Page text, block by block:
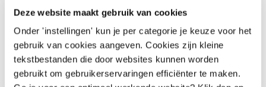
Deze website maakt gebruik van cookies
Onder 'instellingen' kun je per categorie je keuze voor het
gebruik van cookies aangeven. Cookies zijn kleine
tekstbestanden die door websites kunnen worden
gebruikt om gebruikerservaringen efficiënter te maken.